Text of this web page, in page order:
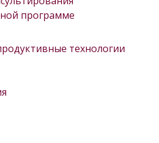
программе
технологии